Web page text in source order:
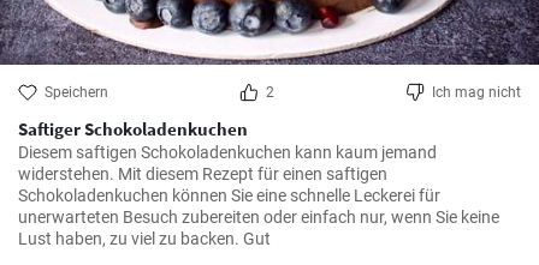
Speichern 2 Ich mag nicht
Saftiger Schokoladenkuchen
Diesem saftigen Schokoladenkuchen kann kaum jemand
widerstehen. Mit diesem Rezept für einen saftigen
Schokoladenkuchen können Sie eine schnelle Leckerei für
unerwarteten Besuch zubereiten oder einfach nur, wenn Sie keine
Lust haben, zu viel zu backen. Gut